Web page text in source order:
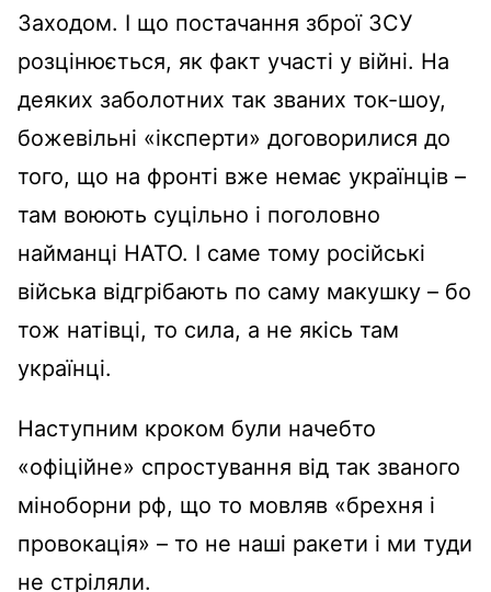
Заходом. І що постачання зброї ЗСУ
розцінюється, як факт участі у війні. На
деяких заболотних так званих ток-шоу,
божевільні «іксперти» договорилися до
того, що на фронті вже немає українців –
там воюють суцільно і поголовно
найманці НАТО. І саме тому російські
війська відгрібають по саму макушку – бо
тож натівці, то сила, а не якісь там
українці.
Наступним кроком були начебто
«офіційне» спростування від так званого
міноборни рф, що то мовляв «брехня і
провокація» – то не наші ракети і ми туди
не стріляли.